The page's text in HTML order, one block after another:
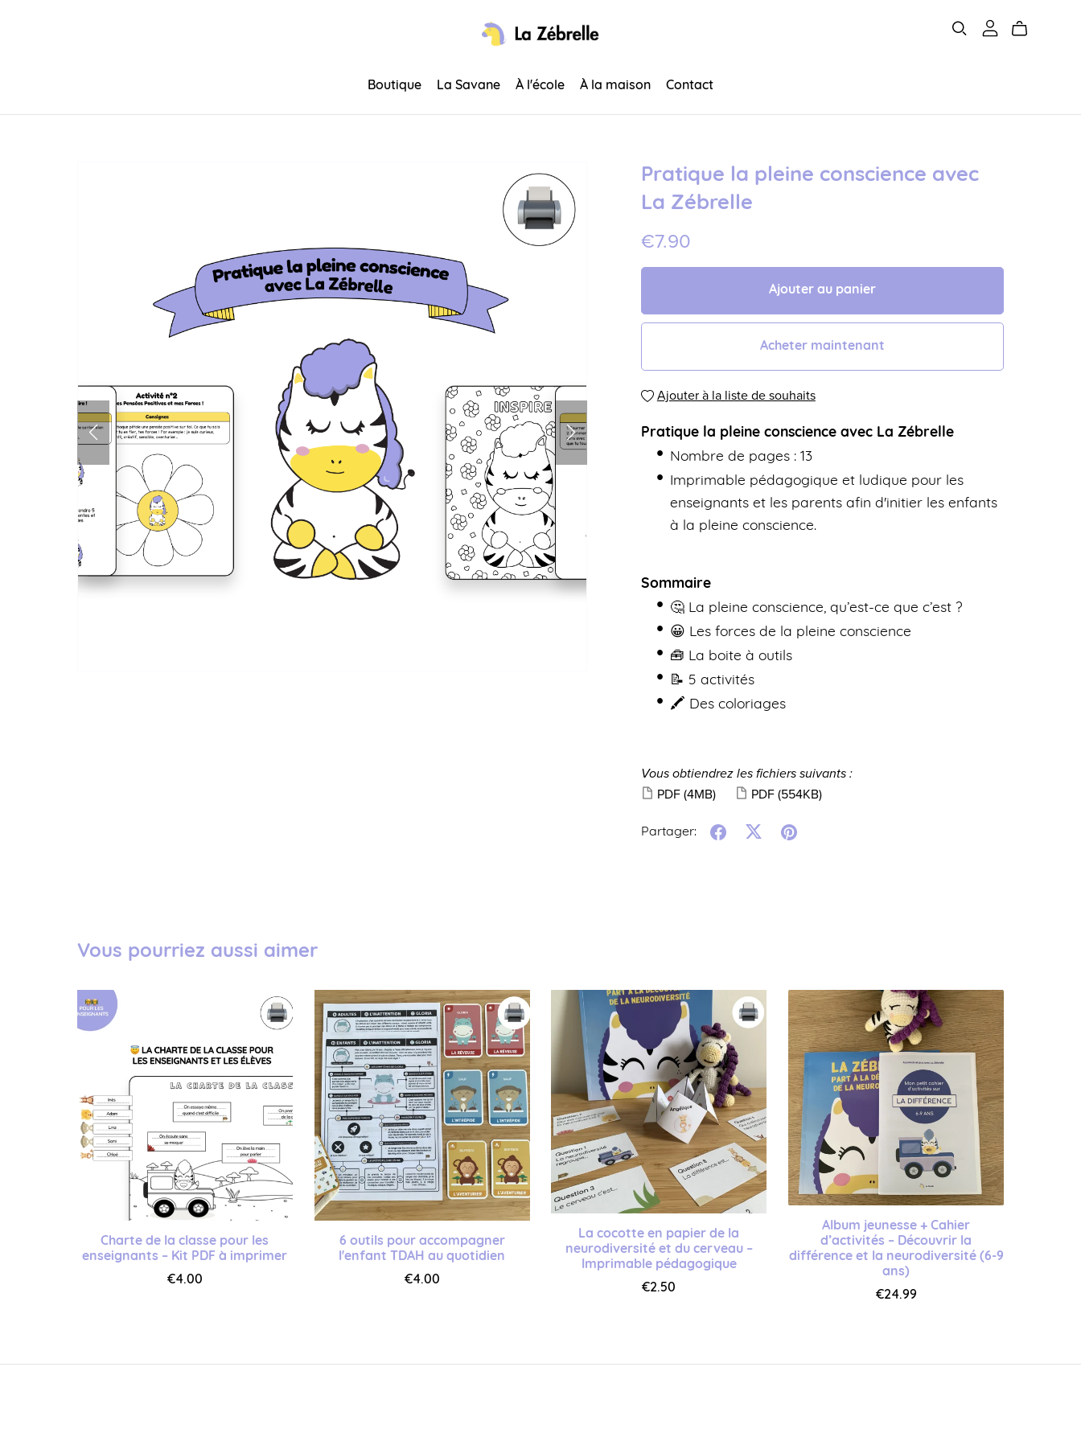
Boutique La Savane À l'école À la maison Contact
Pratique la pleine conscience avec
La Zébrelle
€7.90
Ajouter au panier
Acheter maintenant
Ajouter à la liste de souhaits
Pratique la pleine conscience avec La Zébrelle
Nombre de pages : 13
Imprimable pédagogique et ludique pour les
enseignants et les parents afin d'initier les enfants
à la pleine conscience.
Sommaire
🤔 La pleine conscience, qu’est-ce que c’est ?
😀 Les forces de la pleine conscience
🧰 La boite à outils
📝 5 activités
🖍 Des coloriages
Vous obtiendrez les fichiers suivants :
PDF (4MB) PDF (554KB)
Partager:
Vous pourriez aussi aimer
Charte de la classe pour les
enseignants – Kit PDF à imprimer
€4.00
6 outils pour accompagner
l'enfant TDAH au quotidien
€4.00
La cocotte en papier de la
neurodiversité et du cerveau –
Imprimable pédagogique
€2.50
Album jeunesse + Cahier
d’activités – Découvrir la
différence et la neurodiversité (6-9
ans)
€24.99